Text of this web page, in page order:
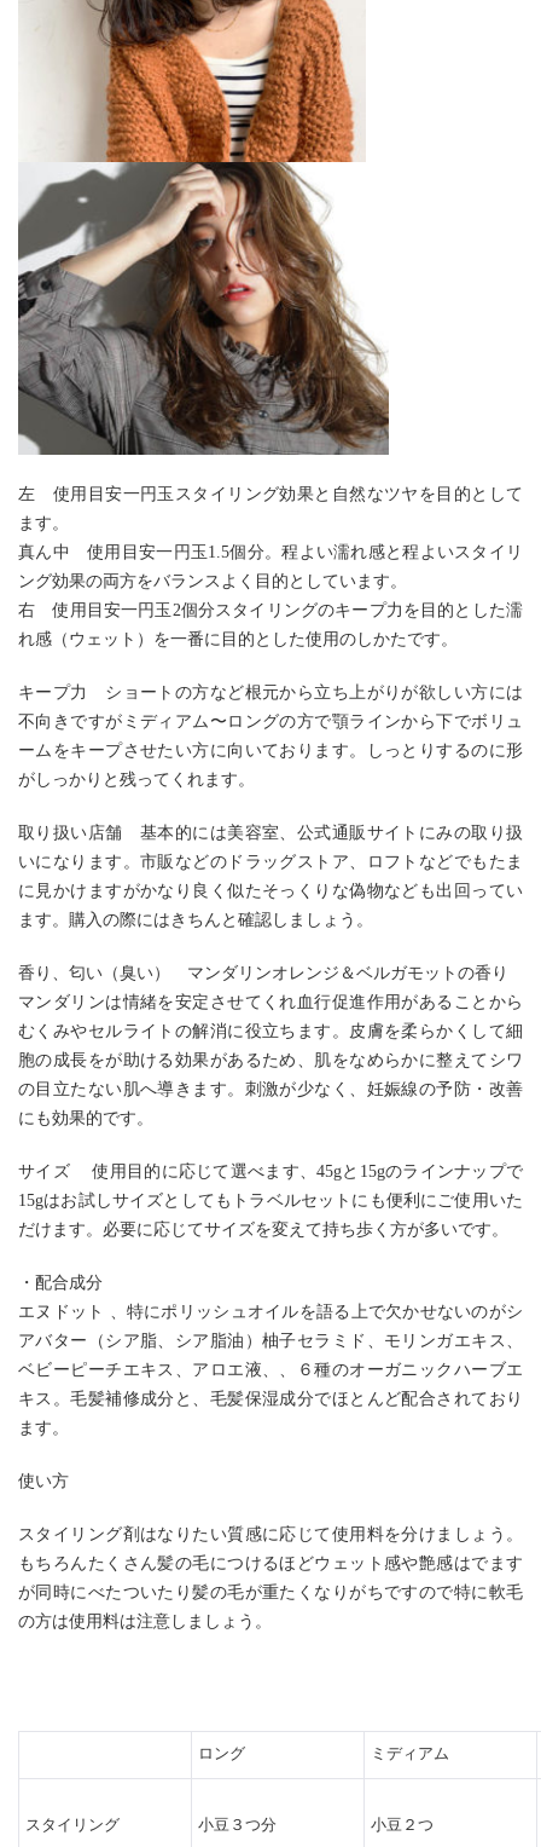
左 使用目安一円玉スタイリング効果と自然なツヤを目的として
ます。
真ん中 使用目安一円玉1.5個分。程よい濡れ感と程よいスタイリ
ング効果の両方をバランスよく目的としています。
右 使用目安一円玉2個分スタイリングのキープ力を目的とした濡
れ感（ウェット）を一番に目的とした使用のしかたです。
キープ力 ショートの方など根元から立ち上がりが欲しい方には
不向きですがミディアム〜ロングの方で顎ラインから下でボリュ
ームをキープさせたい方に向いております。しっとりするのに形
がしっかりと残ってくれます。
取り扱い店舗 基本的には美容室、公式通販サイトにみの取り扱
いになります。市販などのドラッグストア、ロフトなどでもたま
に見かけますがかなり良く似たそっくりな偽物なども出回ってい
ます。購入の際にはきちんと確認しましょう。
香り、匂い（臭い） マンダリンオレンジ＆ベルガモットの香り
マンダリンは情緒を安定させてくれ血行促進作用があることから
むくみやセルライトの解消に役立ちます。皮膚を柔らかくして細
胞の成長をが助ける効果があるため、肌をなめらかに整えてシワ
の目立たない肌へ導きます。刺激が少なく、妊娠線の予防・改善
にも効果的です。
サイズ 使用目的に応じて選べます、45gと15gのラインナップで
15gはお試しサイズとしてもトラベルセットにも便利にご使用いた
だけます。必要に応じてサイズを変えて持ち歩く方が多いです。
・配合成分
エヌドット 、特にポリッシュオイルを語る上で欠かせないのがシ
アバター（シア脂、シア脂油）柚子セラミド、モリンガエキス、
ベビーピーチエキス、アロエ液、、６種のオーガニックハーブエ
キス。毛髪補修成分と、毛髪保湿成分でほとんど配合されており
ます。
使い方
スタイリング剤はなりたい質感に応じて使用料を分けましょう。
もちろんたくさん髪の毛につけるほどウェット感や艶感はでます
が同時にべたついたり髪の毛が重たくなりがちですので特に軟毛
の方は使用料は注意しましょう。
ロング ミディアム
スタイリング 小豆３つ分 小豆２つ